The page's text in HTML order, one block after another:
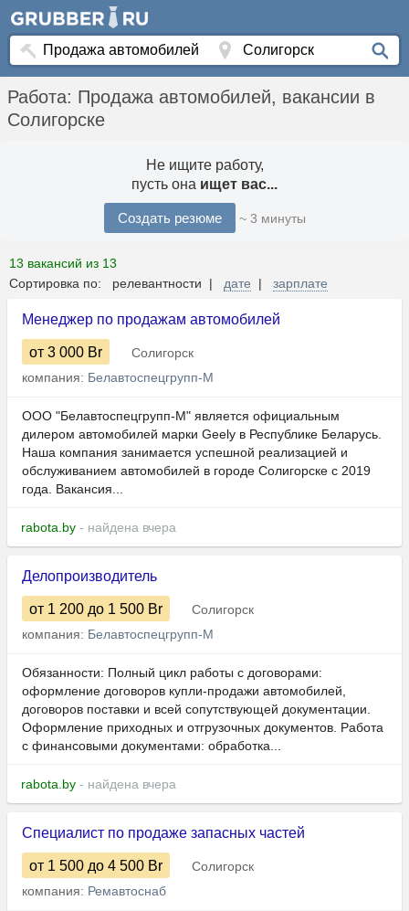
Работа: Продажа автомобилей, вакансии в
Солигорске
Не ищите работу,
пусть она ищет вас...
Создать резюме ~ 3 минуты
13 вакансий из 13
Сортировка по: релевантности | дате | зарплате
Менеджер по продажам автомобилей
от 3 000 Br
Солигорск
компания: Белавтоспецгрупп-М
ООО "Белавтоспецгрупп-М" является официальным
дилером автомобилей марки Geely в Республике Беларусь.
Наша компания занимается успешной реализацией и
обслуживанием автомобилей в городе Солигорске с 2019
года. Вакансия...
rabota.by - найдена вчера
Делопроизводитель
от 1 200 до 1 500 Br
Солигорск
компания: Белавтоспецгрупп-М
Обязанности: Полный цикл работы с договорами:
оформление договоров купли-продажи автомобилей,
договоров поставки и всей сопутствующей документации.
Оформление приходных и отгрузочных документов. Работа
с финансовыми документами: обработка...
rabota.by - найдена вчера
Специалист по продаже запасных частей
от 1 500 до 4 500 Br
Солигорск
компания: Ремавтоснаб